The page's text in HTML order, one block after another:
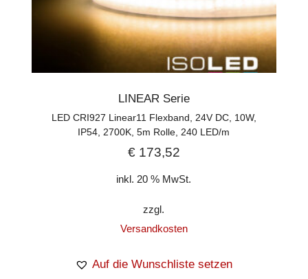
LINEAR Serie
LED CRI927 Linear11 Flexband, 24V DC, 10W,
IP54, 2700K, 5m Rolle, 240 LED/m
€173,52
inkl. 20 % MwSt.
zzgl.
Versandkosten
Auf die Wunschliste setzen